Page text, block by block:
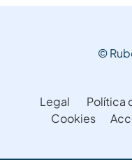
©
Legal Política
Cookies